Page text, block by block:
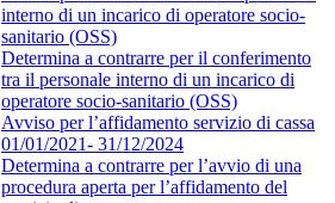
interno di un incarico di operatore socio-
sanitario (OSS)
Determina a contrarre per il conferimento
tra il personale interno di un incarico di
operatore socio-sanitario (OSS)
Avviso per l’affidamento servizio di cassa
01/01/2021- 31/12/2024
Determina a contrarre per l’avvio di una
procedura aperta per l’affidamento del